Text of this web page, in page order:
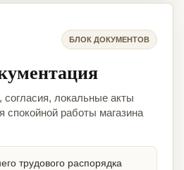
БЛОК ДОКУМЕНТОВ
локальные акты
спокойной работы магазина
трудового распорядка